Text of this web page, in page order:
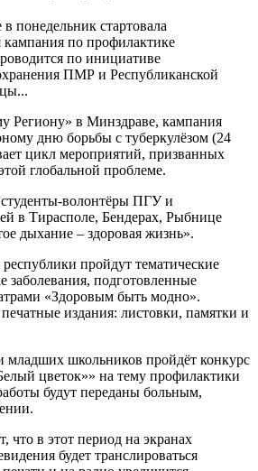
понедельник стартовала
по профилактике
по инициативе
ПМР и Республиканской
Региону» в Минздраве, кампания
дню борьбы с туберкулёзом (24
цикл мероприятий, призванных
глобальной проблеме.
волонтёры ПГУ и
в Тирасполе, Бендерах, Рыбнице
дыхание – здоровая жизнь».
пройдут тематические
заболевания, подготовленные
«Здоровым быть модно».
издания: листовки, памятки и
младших школьников пройдёт конкурс
цветок»» на тему профилактики
будут переданы больным,
что в этот период на экранах
будет транслироваться